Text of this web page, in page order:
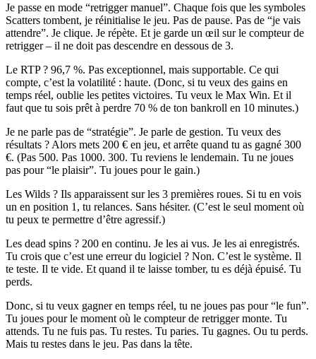
Je passe en mode “retrigger manuel”. Chaque fois que les symboles
Scatters tombent, je réinitialise le jeu. Pas de pause. Pas de “je vais
attendre”. Je clique. Je répète. Et je garde un œil sur le compteur de
retrigger – il ne doit pas descendre en dessous de 3.
Le RTP ? 96,7 %. Pas exceptionnel, mais supportable. Ce qui
compte, c’est la volatilité : haute. (Donc, si tu veux des gains en
temps réel, oublie les petites victoires. Tu veux le Max Win. Et il
faut que tu sois prêt à perdre 70 % de ton bankroll en 10 minutes.)
Je ne parle pas de “stratégie”. Je parle de gestion. Tu veux des
résultats ? Alors mets 200 € en jeu, et arrête quand tu as gagné 300
€. (Pas 500. Pas 1000. 300. Tu reviens le lendemain. Tu ne joues
pas pour “le plaisir”. Tu joues pour le gain.)
Les Wilds ? Ils apparaissent sur les 3 premières roues. Si tu en vois
un en position 1, tu relances. Sans hésiter. (C’est le seul moment où
tu peux te permettre d’être agressif.)
Les dead spins ? 200 en continu. Je les ai vus. Je les ai enregistrés.
Tu crois que c’est une erreur du logiciel ? Non. C’est le système. Il
te teste. Il te vide. Et quand il te laisse tomber, tu es déjà épuisé. Tu
perds.
Donc, si tu veux gagner en temps réel, tu ne joues pas pour “le fun”.
Tu joues pour le moment où le compteur de retrigger monte. Tu
attends. Tu ne fuis pas. Tu restes. Tu paries. Tu gagnes. Ou tu perds.
Mais tu restes dans le jeu. Pas dans la tête.